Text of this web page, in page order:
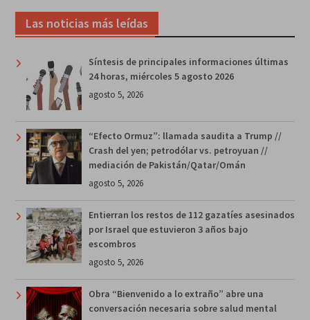
Las noticias más leídas
Síntesis de principales informaciones últimas
24 horas, miércoles 5 agosto 2026
agosto 5, 2026
“Efecto Ormuz”: llamada saudita a Trump //
Crash del yen; petrodólar vs. petroyuan //
mediación de Pakistán/Qatar/Omán
agosto 5, 2026
Entierran los restos de 112 gazatíes asesinados
por Israel que estuvieron 3 años bajo
escombros
agosto 5, 2026
Obra “Bienvenido a lo extraño” abre una
conversación necesaria sobre salud mental